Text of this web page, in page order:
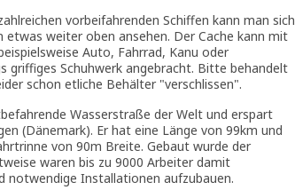
vorbeifahrenden Schiffen kann man sich
weiter oben ansehen. Der Cache kann mit
Auto, Fahrrad, Kanu oder
Schuhwerk angebracht. Bitte behandelt
schon etliche Behälter "verschlissen".
Wasserstraße der Welt und erspart
(Dänemark). Er hat eine Länge von 99km und
von 90m Breite. Gebaut wurde der
waren bis zu 9000 Arbeiter damit
notwendige Installationen aufzubauen.